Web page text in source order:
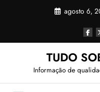
agosto 6,
TUDO
Informação de